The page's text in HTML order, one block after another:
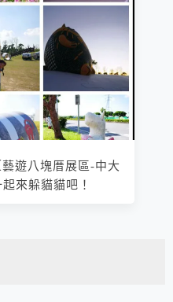
遊八塊厝展區-中大
來躲貓貓吧！